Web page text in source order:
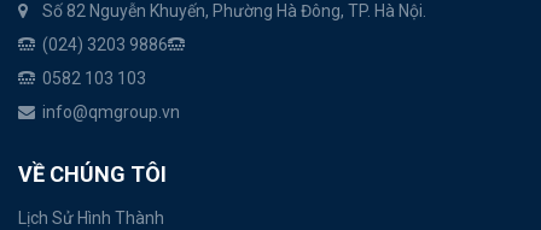
Số 82 Nguyễn Khuyến, Phường Hà Đông, TP. Hà Nội.
(024) 3203 9886
0582 103 103
info@qmgroup.vn
VỀ CHÚNG TÔI
Lịch Sử Hình Thành